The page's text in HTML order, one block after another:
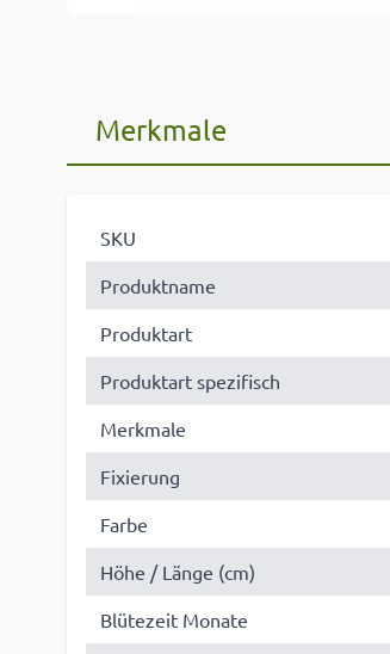
Merkmale
SKU
Produktname
Produktart
Produktart spezifisch
Merkmale
Fixierung
Farbe
Höhe / Länge (cm)
Blütezeit Monate